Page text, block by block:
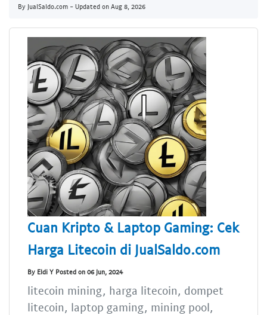
By JualSaldo.com - Updated on Aug 8, 2026
Cuan Kripto & Laptop Gaming: Cek
Harga Litecoin di JualSaldo.com
By Eldi Y Posted on 06 Jun, 2024
litecoin mining, harga litecoin, dompet
litecoin, laptop gaming, mining pool,